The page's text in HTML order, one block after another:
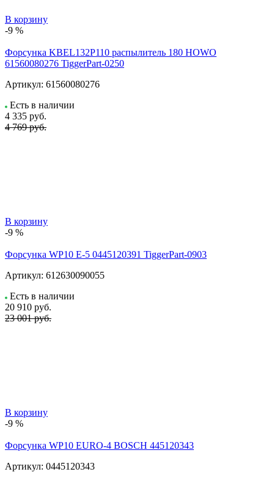
В корзину
-9 %
Форсунка KBEL132P110 распылитель 180 HOWO
61560080276 TiggerPart-0250
Артикул: 61560080276
Есть в наличии
4 335 руб.
4 769 руб.
В корзину
-9 %
Форсунка WP10 E-5 0445120391 TiggerPart-0903
Артикул: 612630090055
Есть в наличии
20 910 руб.
23 001 руб.
В корзину
-9 %
Форсунка WP10 EURO-4 BOSCH 445120343
Артикул: 0445120343